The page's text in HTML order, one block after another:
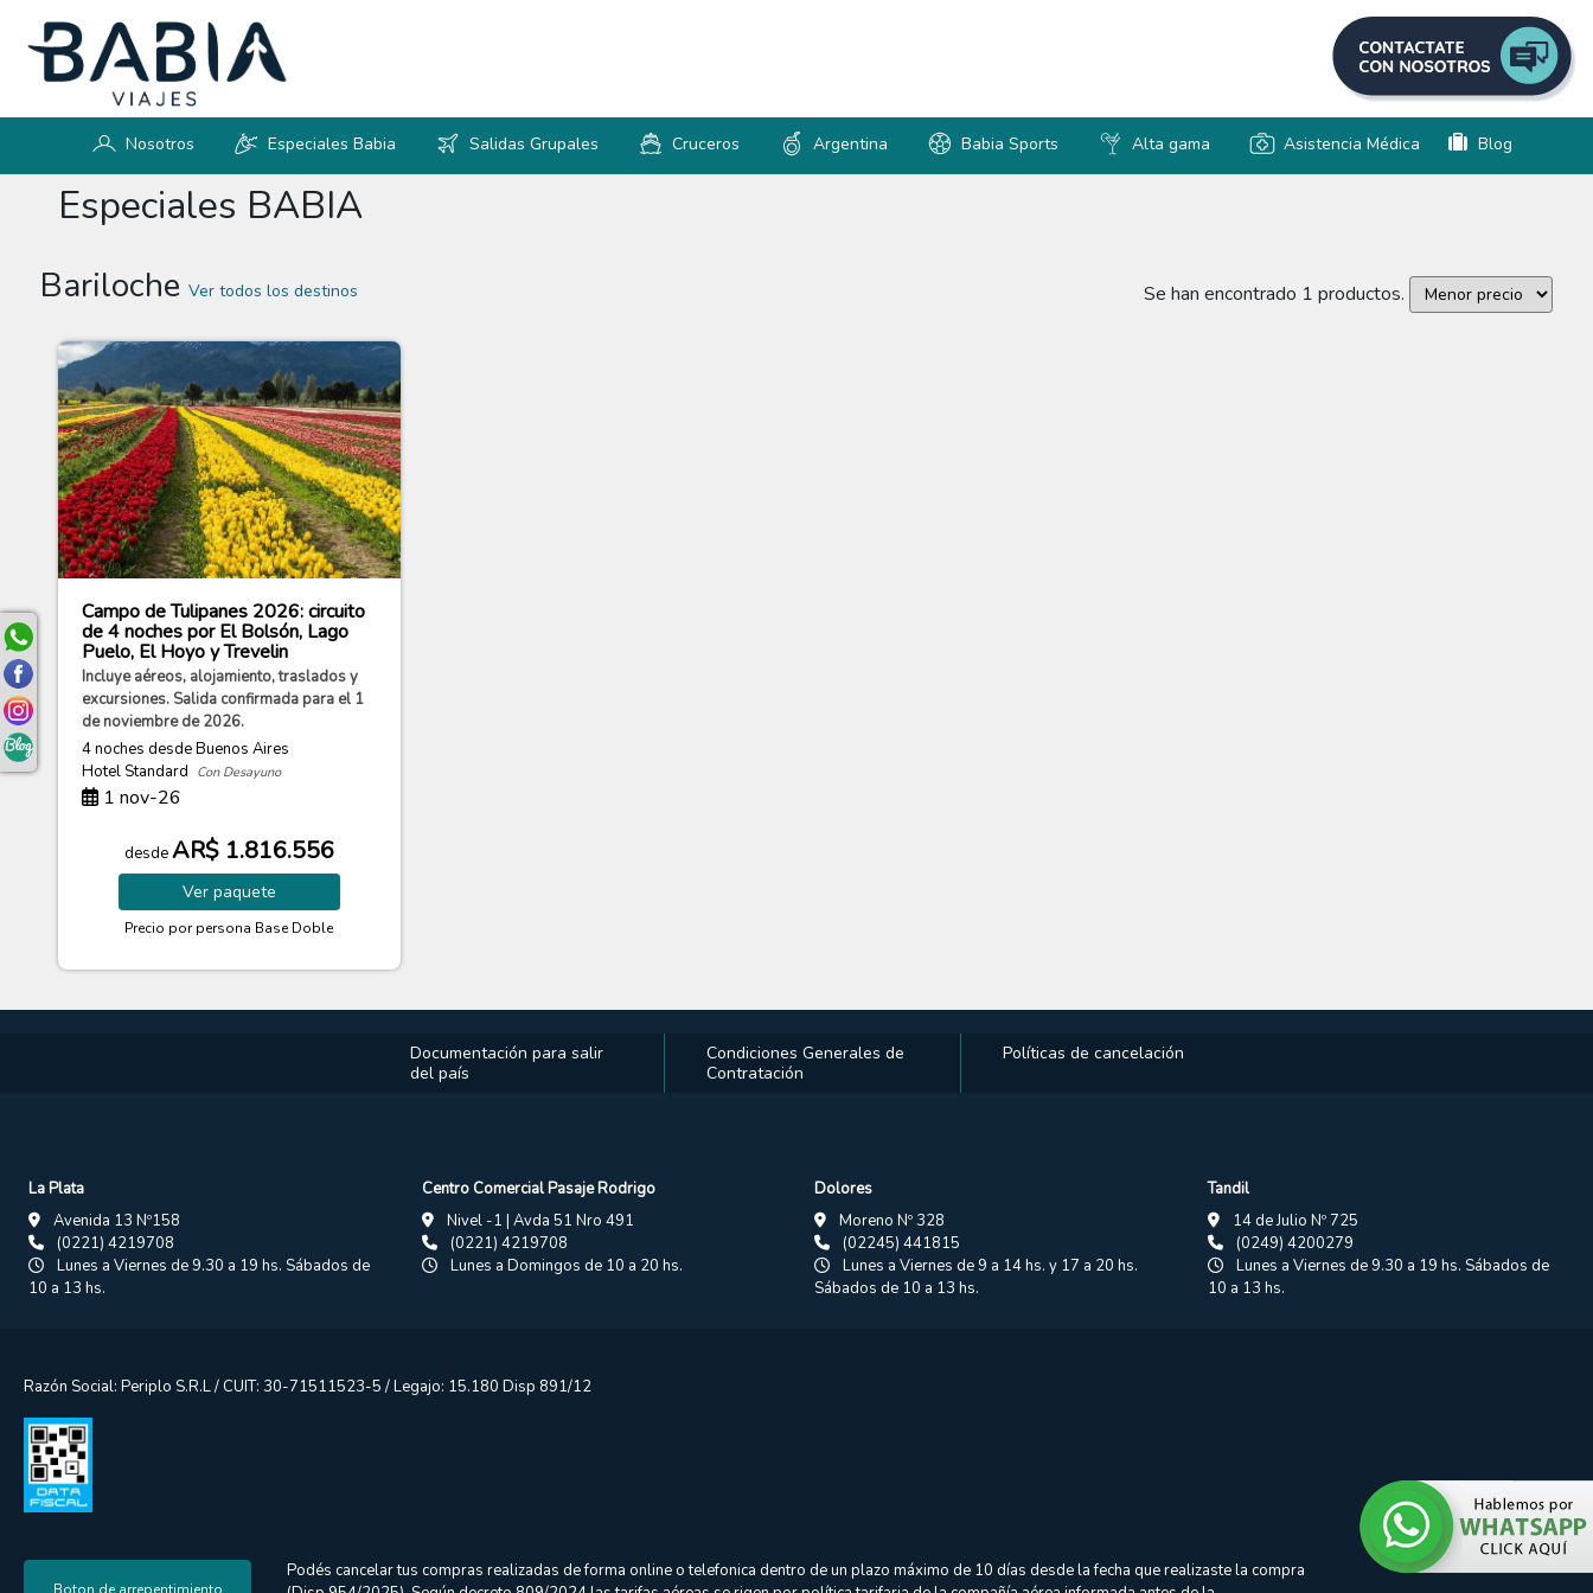
Nosotros Especiales Babia Salidas Grupales Cruceros Argentina Babia Sports Alta gama Asistencia Médica Blog
Especiales BABIA
Bariloche Ver todos los destinos Se han encontrado 1 productos.
Campo de Tulipanes 2026: circuito
de 4 noches por El Bolsón, Lago
Puelo, El Hoyo y Trevelin
Incluye aéreos, alojamiento, traslados y
excursiones. Salida confirmada para el 1
de noviembre de 2026.
4 noches desde Buenos Aires
Hotel Standard Con Desayuno
1 nov-26
desdeAR$ 1.816.556
Ver paquete
Precio por persona Base Doble
Documentación para salir
del país
Condiciones Generales de
Contratación
Políticas de cancelación
La Plata
Avenida 13 Nº158
(0221) 4219708
Lunes a Viernes de 9.30 a 19 hs. Sábados de
10 a 13 hs.
Centro Comercial Pasaje Rodrigo
Nivel -1 | Avda 51 Nro 491
(0221) 4219708
Lunes a Domingos de 10 a 20 hs.
Dolores
Moreno Nº 328
(02245) 441815
Lunes a Viernes de 9 a 14 hs. y 17 a 20 hs.
Sábados de 10 a 13 hs.
Tandil
14 de Julio Nº 725
(0249) 4200279
Lunes a Viernes de 9.30 a 19 hs. Sábados de
10 a 13 hs.
Razón Social: Periplo S.R.L / CUIT: 30-71511523-5 / Legajo: 15.180 Disp 891/12
Podés cancelar tus compras realizadas de forma online o telefonica dentro de un plazo máximo de 10 días desde la fecha que realizaste la compra